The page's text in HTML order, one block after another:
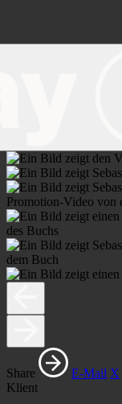
Share E-Mail X
Klient